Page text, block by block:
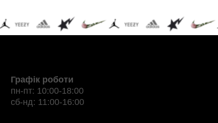
Графік роботи
пн-пт: 10:00-18:00
сб-нд: 11:00-16:00